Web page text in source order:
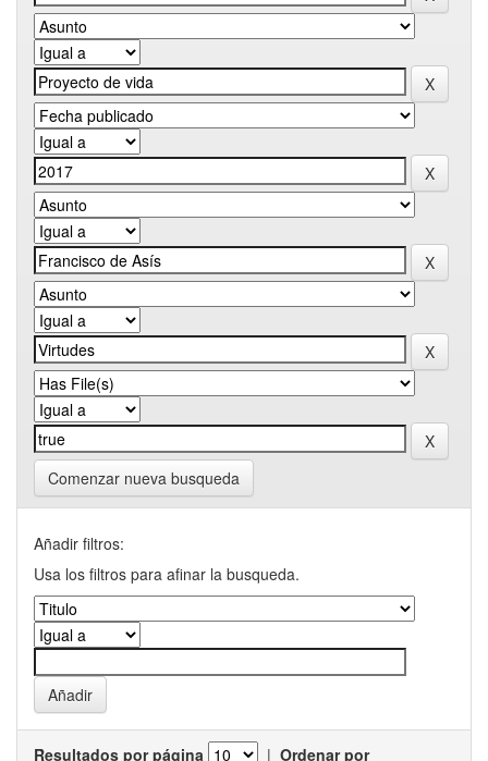
Comenzar nueva busqueda
Añadir filtros:
Usa los filtros para afinar la busqueda.
Resultados por página | Ordenar por